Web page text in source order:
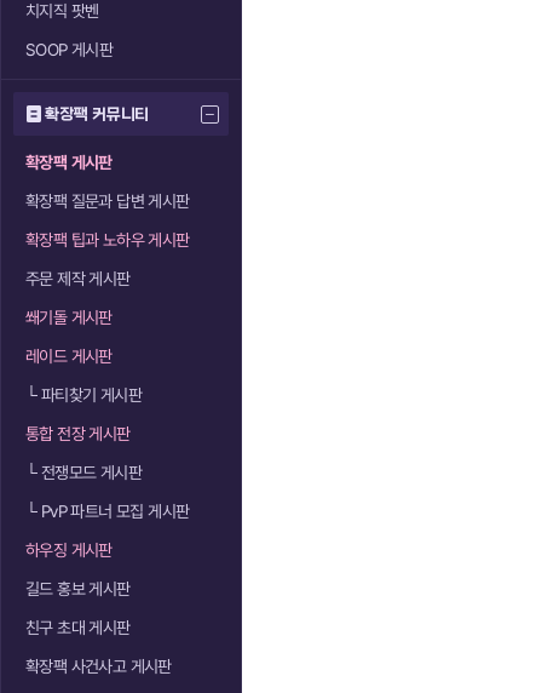
치지직 팟벤
SOOP 게시판
확장팩 커뮤니티
확장팩 게시판
확장팩 질문과 답변 게시판
확장팩 팁과 노하우 게시판
주문 제작 게시판
쐐기돌 게시판
레이드 게시판
└파티찾기 게시판
통합 전장 게시판
└전쟁모드 게시판
└PvP 파트너 모집 게시판
하우징 게시판
길드 홍보 게시판
친구 초대 게시판
확장팩 사건사고 게시판